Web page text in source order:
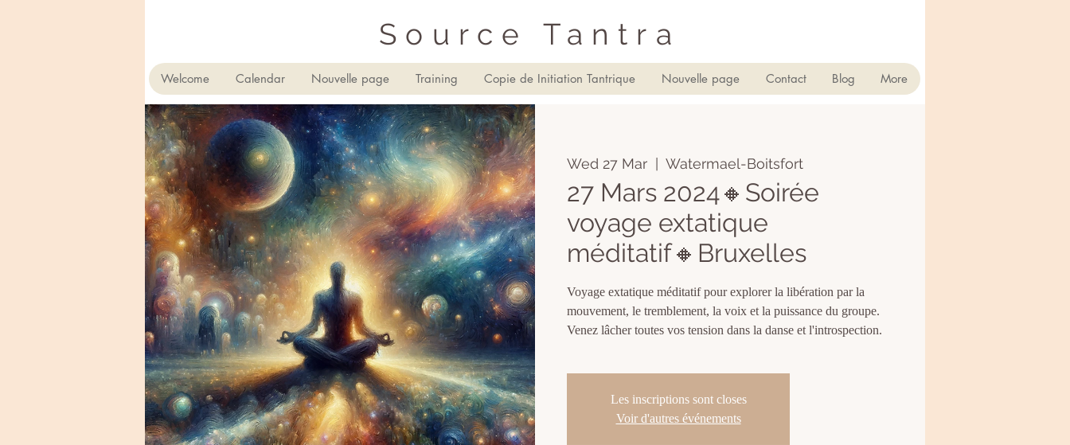
Source Tantra
Welcome Calendar Nouvelle page Training Copie de Initiation Tantrique Nouvelle page Contact Blog More
Wed 27 Mar Watermael-Boitsfort
27 Mars 2024🔸Soirée
voyage extatique
méditatif🔸Bruxelles
Voyage extatique méditatif pour explorer la libération par la
mouvement, le tremblement, la voix et la puissance du groupe.
Venez lâcher toutes vos tension dans la danse et l'introspection.
Les inscriptions sont closes
Voir d'autres événements